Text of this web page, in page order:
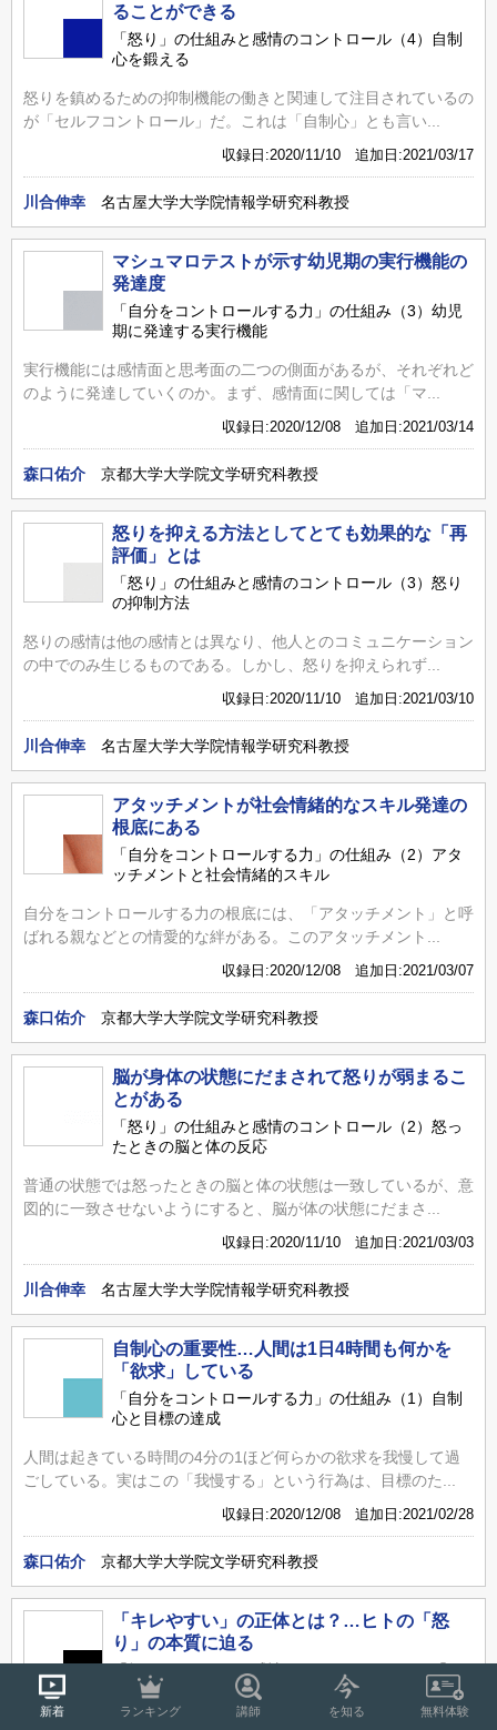
ることができる
「怒り」の仕組みと感情のコントロール（4）自制
心を鍛える
怒りを鎮めるための抑制機能の働きと関連して注目されているの
が「セルフコントロール」だ。これは「自制心」とも言い...
収録日:2020/11/10 追加日:2021/03/17
川合伸幸 名古屋大学大学院情報学研究科教授
マシュマロテストが示す幼児期の実行機能の
発達度
「自分をコントロールする力」の仕組み（3）幼児
期に発達する実行機能
実行機能には感情面と思考面の二つの側面があるが、それぞれど
のように発達していくのか。まず、感情面に関しては「マ...
収録日:2020/12/08 追加日:2021/03/14
森口佑介 京都大学大学院文学研究科教授
怒りを抑える方法としてとても効果的な「再
評価」とは
「怒り」の仕組みと感情のコントロール（3）怒り
の抑制方法
怒りの感情は他の感情とは異なり、他人とのコミュニケーション
の中でのみ生じるものである。しかし、怒りを抑えられず...
収録日:2020/11/10 追加日:2021/03/10
川合伸幸 名古屋大学大学院情報学研究科教授
アタッチメントが社会情緒的なスキル発達の
根底にある
「自分をコントロールする力」の仕組み（2）アタ
ッチメントと社会情緒的スキル
自分をコントロールする力の根底には、「アタッチメント」と呼
ばれる親などとの情愛的な絆がある。このアタッチメント...
収録日:2020/12/08 追加日:2021/03/07
森口佑介 京都大学大学院文学研究科教授
脳が身体の状態にだまされて怒りが弱まるこ
とがある
「怒り」の仕組みと感情のコントロール（2）怒っ
たときの脳と体の反応
普通の状態では怒ったときの脳と体の状態は一致しているが、意
図的に一致させないようにすると、脳が体の状態にだまさ...
収録日:2020/11/10 追加日:2021/03/03
川合伸幸 名古屋大学大学院情報学研究科教授
自制心の重要性…人間は1日4時間も何かを
「欲求」している
「自分をコントロールする力」の仕組み（1）自制
心と目標の達成
人間は起きている時間の4分の1ほど何らかの欲求を我慢して過
ごしている。実はこの「我慢する」という行為は、目標のた...
収録日:2020/12/08 追加日:2021/02/28
森口佑介 京都大学大学院文学研究科教授
「キレやすい」の正体とは？…ヒトの「怒
り」の本質に迫る
「怒り」の仕組みと感情のコントロール（1）「キ
レる高齢者」の正体
新着 ランキング 講師 を知る 無料体験